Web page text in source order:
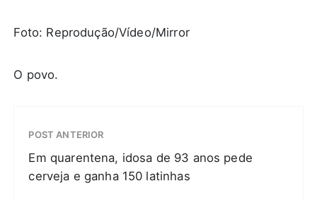
Foto: Reprodução/Vídeo/Mirror
O povo.
POST ANTERIOR
Em quarentena, idosa de 93 anos pede
cerveja e ganha 150 latinhas